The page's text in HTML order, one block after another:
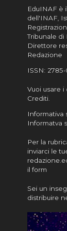
EduINAF è
dell'INAF,
Tribunale di
Direttore
Redazione
ISSN:
Vuoi usare
Crediti.
Informativa
Informatva
Per la
inviarci le
il form
Sei un
distribuire